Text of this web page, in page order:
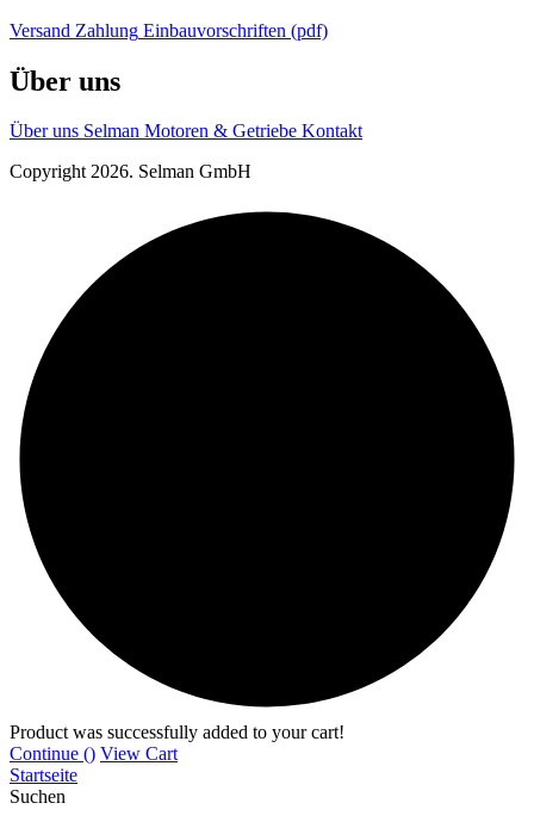
Versand Zahlung Einbauvorschriften (pdf)
Über uns
Über uns Selman Motoren & Getriebe Kontakt
Copyright 2026. Selman GmbH
Product was successfully added to your cart!
Continue () View Cart
Startseite
Suchen